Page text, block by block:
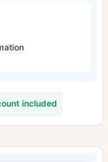
included